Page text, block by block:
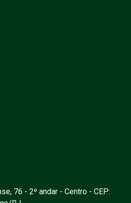
76 - 2º andar - Centro - CEP: